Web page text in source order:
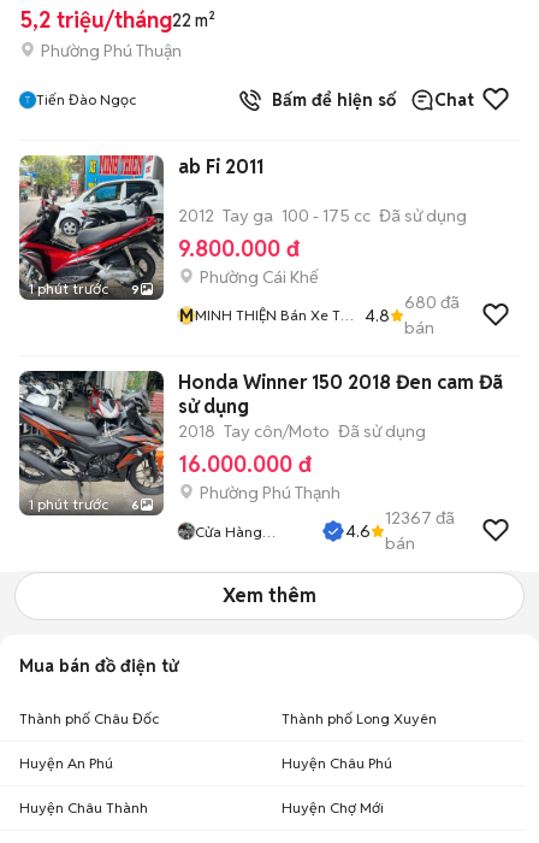
5,2 triệu/tháng22 m²
Phường Phú Thuận
Tiến Đào Ngọc Bấm để hiện số Chat
1 phút trước 9
ab Fi 2011
2012 Tay ga 100 - 175 cc Đã sử dụng
9.800.000 đ
Phường Cái Khế
MMINH THIỆN Bán Xe Trả
4.8
680 đã
bán
1 phút trước 6
Honda Winner 150 2018 Đen cam Đã
sử dụng
2018 Tay côn/Moto Đã sử dụng
16.000.000 đ
Phường Phú Thạnh
Cửa Hàng
4.6
12367 đã
bán
Xem thêm
Mua bán đồ điện tử
Thành phố Châu Đốc Thành phố Long Xuyên
Huyện An Phú Huyện Châu Phú
Huyện Châu Thành Huyện Chợ Mới